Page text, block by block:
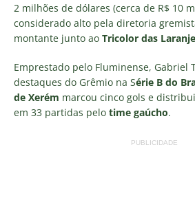
2 milhões de dólares (cerca de R$ 10
considerado alto pela diretoria
montante junto ao Tricolor das
Emprestado pelo Fluminense, Gabriel
destaques do Grêmio na Série B do
de Xerém marcou cinco gols e
em 33 partidas pelo time gaúcho.
PUBLICIDADE